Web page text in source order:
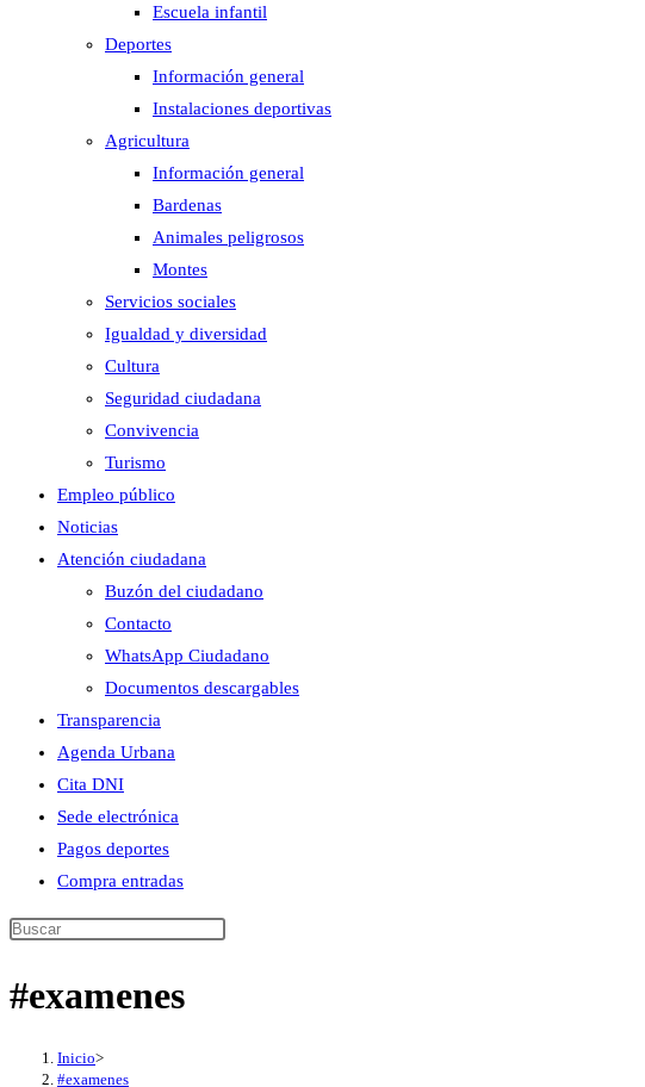
Escuela infantil
Deportes
Información general
Instalaciones deportivas
Agricultura
Información general
Bardenas
Animales peligrosos
Montes
Servicios sociales
Igualdad y diversidad
Cultura
Seguridad ciudadana
Convivencia
Turismo
Empleo público
Noticias
Atención ciudadana
Buzón del ciudadano
Contacto
WhatsApp Ciudadano
Documentos descargables
Transparencia
Agenda Urbana
Cita DNI
Sede electrónica
Pagos deportes
Compra entradas
Buscar
esta
#examenes
Inicio>
#examenes